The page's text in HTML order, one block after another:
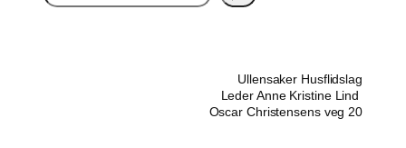
ø
Ullensaker Husflidslag
Leder Anne Kristine Lind
Oscar Christensens veg 20